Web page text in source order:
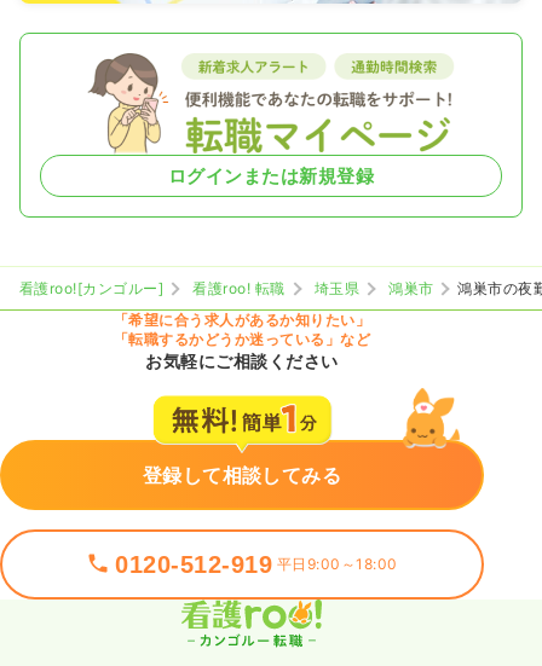
ログインまたは新規登録
看護roo![カンゴルー] 看護roo! 転職 埼玉県 鴻巣市
鴻巣市の夜
「希望に合う求人があるか知りたい」
「転職するかどうか迷っている」など
お気軽にご相談ください
登録して相談してみる
0120-512-919 平日9:00～18:00